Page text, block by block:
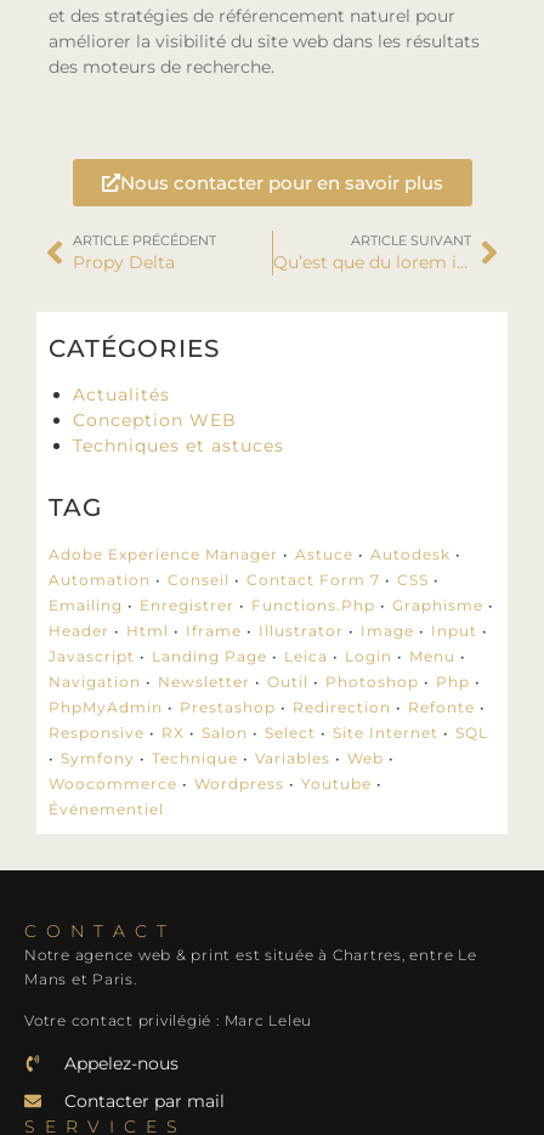
et des stratégies de référencement naturel pour
améliorer la visibilité du site web dans les résultats
des moteurs de recherche.
Nous contacter pour en savoir plus
ARTICLE PRÉCÉDENT
Propy Delta
ARTICLE SUIVANT
Qu’est que du lorem ipsum
CATÉGORIES
Actualités
Conception WEB
Techniques et astuces
TAG
Adobe Experience Manager Astuce
Autodesk
Automation
Conseil Contact Form 7
CSS
Emailing
Enregistrer Functions.php
Graphisme
Header
Html Iframe Illustrator Image
Input
Javascript
Landing Page Leica Login
Menu
Navigation
Newsletter Outil Photoshop
Php
PhpMyAdmin
Prestashop Redirection
Refonte
Responsive
RX Salon Select Site Internet
SQL
Symfony
Technique Variables
Web
Woocommerce
Wordpress
Youtube
Événementiel
CONTACT
Notre agence web & print est située à Chartres, entre Le
Mans et Paris.
Votre contact privilégié : Marc Leleu
Appelez-nous
Contacter par mail
SERVICES